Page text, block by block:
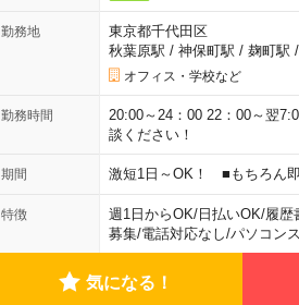
勤務地
東京都千代田区
秋葉原駅 / 神保町駅 / 麹町駅 /
オフィス・学校など
勤務時間
20:00～24：00 22：00～翌
談ください！
期間 激短1日～OK！ ■もちろん
特徴 週1日からOK/日払いOK/履歴
募集/電話対応なし/パソコン
気になる！